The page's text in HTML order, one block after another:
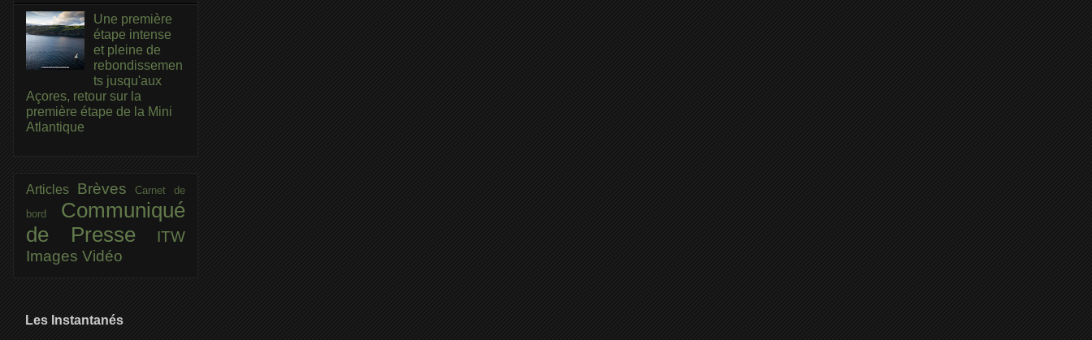
Une première
étape intense
et pleine de
rebondissemen
ts jusqu'aux
Açores, retour sur la
première étape de la Mini
Atlantique
Articles BrèvesCarnet de
bord Communiqué
de Presse
ITW
Images Vidéo
Les Instantanés